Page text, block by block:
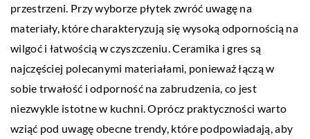
przestrzeni. Przy wyborze płytek zwróć uwagę na
materiały, które charakteryzują się wysoką odpornością na
wilgoć i łatwością w czyszczeniu. Ceramika i gres są
najczęściej polecanymi materiałami, ponieważ łączą w
sobie trwałość i odporność na zabrudzenia, co jest
niezwykle istotne w kuchni. Oprócz praktyczności warto
wziąć pod uwagę obecne trendy, które podpowiadają, aby